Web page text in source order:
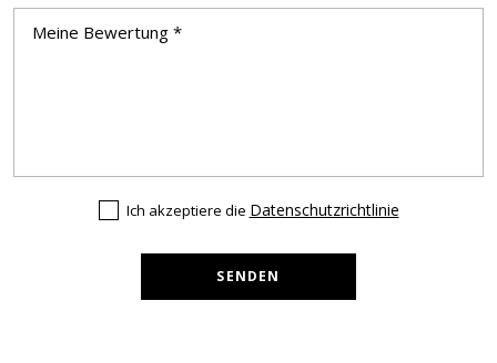
Ich akzeptiere die Datenschutzrichtlinie
SENDEN